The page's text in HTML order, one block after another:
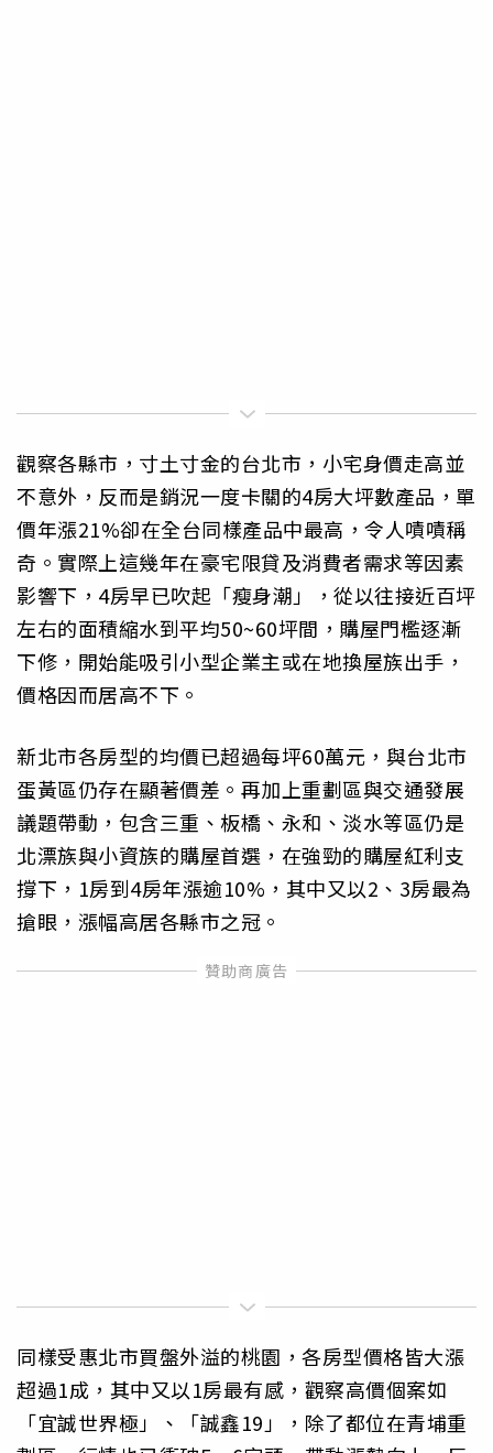
觀察各縣市，寸土寸金的台北市，小宅身價走高並
不意外，反而是銷況一度卡關的4房大坪數產品，單
價年漲21%卻在全台同樣產品中最高，令人嘖嘖稱
奇。實際上這幾年在豪宅限貸及消費者需求等因素
影響下，4房早已吹起「瘦身潮」，從以往接近百坪
左右的面積縮水到平均50~60坪間，購屋門檻逐漸
下修，開始能吸引小型企業主或在地換屋族出手，
價格因而居高不下。
新北市各房型的均價已超過每坪60萬元，與台北市
蛋黃區仍存在顯著價差。再加上重劃區與交通發展
議題帶動，包含三重、板橋、永和、淡水等區仍是
北漂族與小資族的購屋首選，在強勁的購屋紅利支
撐下，1房到4房年漲逾10%，其中又以2、3房最為
搶眼，漲幅高居各縣市之冠。
同樣受惠北市買盤外溢的桃園，各房型價格皆大漲
超過1成，其中又以1房最有感，觀察高價個案如
「宜誠世界極」、「誠鑫19」，除了都位在青埔重